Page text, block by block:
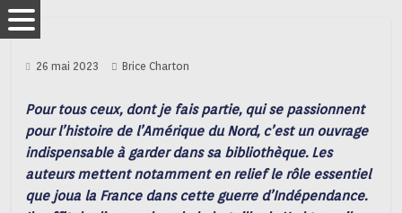
26 mai 2023 Brice Charton
Pour tous ceux, dont je fais partie, qui se passionnent
pour l’histoire de l’Amérique du Nord, c’est un ouvrage
indispensable à garder dans sa bibliothèque. Les
auteurs mettent notamment en relief le rôle essentiel
que joua la France dans cette guerre d’Indépendance.